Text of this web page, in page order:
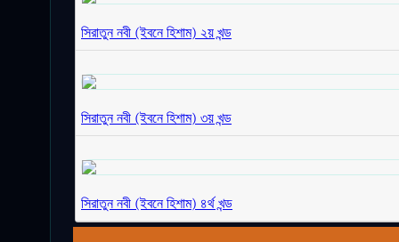
সিরাতুন নবী (ইবনে হিশাম) ২য় খন্ড
সিরাতুন নবী (ইবনে হিশাম) ৩য় খন্ড
সিরাতুন নবী (ইবনে হিশাম) ৪র্থ খন্ড